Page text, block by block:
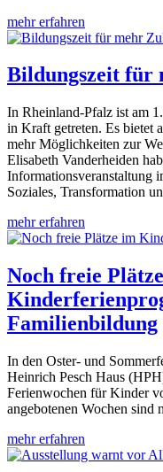
mehr erfahren
Bildungszeit für
In Rheinland-Pfalz ist am
in Kraft getreten. Es bietet
mehr Möglichkeiten zur
Elisabeth Vanderheiden
Informationsveranstaltung
Soziales, Transformation
mehr erfahren
Noch freie
Familienbildung
In den Oster- und
Heinrich Pesch Haus
Ferienwochen für Kinder
angebotenen Wochen sind
mehr erfahren